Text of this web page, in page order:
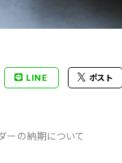
LINE ポスト
ーの納期について